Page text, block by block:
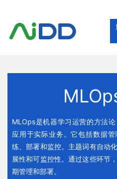
MLOps是机器学习运营的方法
应用于实际业务。它包括数据
练、部署和监控。主题词有自动
展性和可监控性。通过这些环节
期管理和部署。